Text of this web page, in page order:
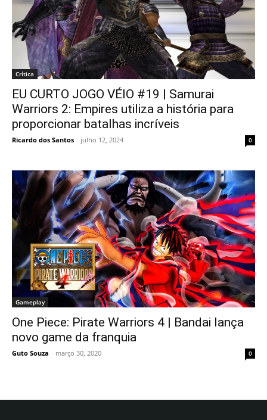
Crítica
EU CURTO JOGO VÉIO #19 | Samurai
Warriors 2: Empires utiliza a história para
proporcionar batalhas incríveis
Ricardo dos Santos - julho 12, 2024 0
Gameplay
One Piece: Pirate Warriors 4 | Bandai lança
novo game da franquia
Guto Souza - março 30, 2020 0